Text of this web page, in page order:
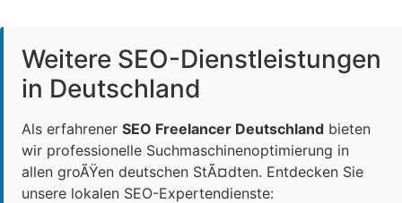
Weitere SEO-Dienstleistungen
in Deutschland
Als erfahrener SEO Freelancer Deutschland bieten
wir professionelle Suchmaschinenoptimierung in
allen groÃŸen deutschen StÃ¤dten. Entdecken Sie
unsere lokalen SEO-Expertendienste: